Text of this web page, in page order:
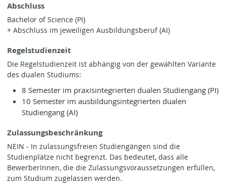
Abschluss
Bachelor of Science (PI)
+ Abschluss im jeweiligen Ausbildungsberuf (AI)
Regelstudienzeit
Die Regelstudienzeit ist abhängig von der gewählten Variante
des dualen Studiums:
8 Semester im praxisintegrierten dualen Studiengang (PI)
10 Semester im ausbildungsintegrierten dualen
Studiengang (AI)
Zulassungsbeschränkung
NEIN - In zulassungsfreien Studiengängen sind die
Studienplätze nicht begrenzt. Das bedeutet, dass alle
BewerberInnen, die die Zulassungsvoraussetzungen erfüllen,
zum Studium zugelassen werden.